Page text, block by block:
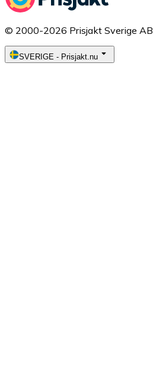
© 2000-2026 Prisjakt Sverige AB
SVERIGE - Prisjakt.nu